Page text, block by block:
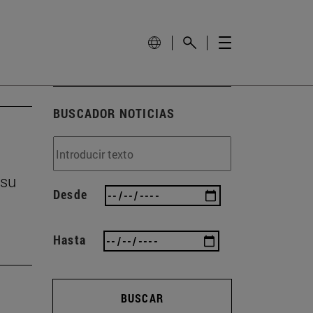
BUSCADOR NOTICIAS
Desde
Hasta
BUSCAR